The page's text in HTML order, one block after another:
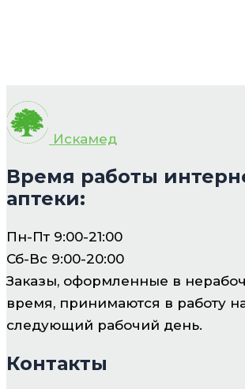
Искамед
Время работы
аптеки:
Пн-Пт 9:00-21:00
Сб-Вс 9:00-20:00
Заказы, оформленные в
время, принимаются в работу
следующий рабочий день.
Контакты